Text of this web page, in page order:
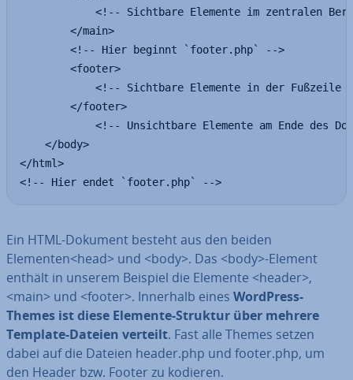
<!-- Sichtbare Elemente im zentralen
        </main>
        <!-- Hier beginnt `footer.php` -->
        <footer>
<!-- Sichtbare Elemente in der Fußzeile
        </footer>
<!-- Unsichtbare Elemente am Ende des
    </body>
</html>
<!-- Hier endet `footer.php` -->
Ein HTML-Dokument besteht aus den beiden
Elementen<head> und <body>. Das <body>-Element
enthält in unserem Beispiel die Elemente <header>,
<main> und <footer>. Innerhalb eines WordPress-
Themes ist diese Elemente-Struktur über mehrere
Template-Dateien verteilt. Fast alle Themes setzen
dabei auf die Dateien header.php und footer.php, um
den Header bzw. Footer zu kodieren.